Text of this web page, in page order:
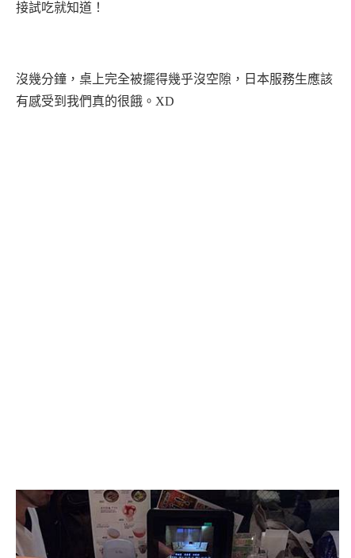
接試吃就知道！
沒幾分鐘，桌上完全被擺得幾乎沒空隙，日本服務生應該
有感受到我們真的很餓。XD